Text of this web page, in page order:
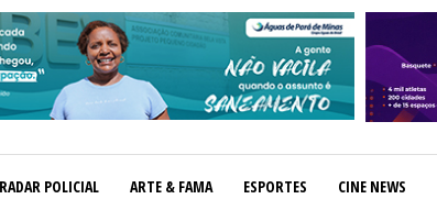
RADAR POLICIAL ARTE & FAMA ESPORTES CINE NEWS